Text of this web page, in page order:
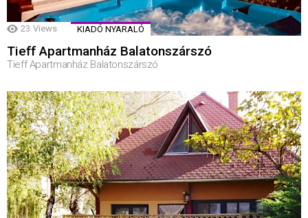
23 Views KIADÓ NYARALÓ
Tieff Apartmanház Balatonszárszó
Tieff Apartmanház Balatonszárszó